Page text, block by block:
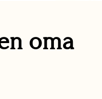
oma